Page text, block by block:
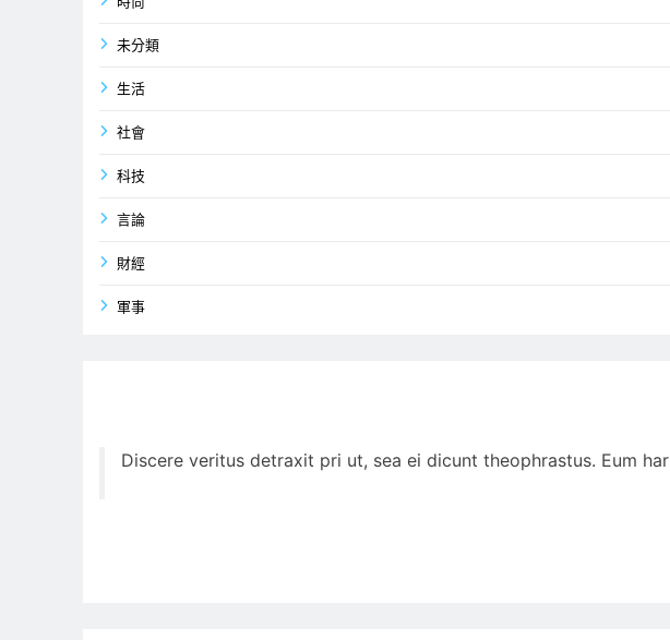
未分類
生活
社會
科技
言論
財經
軍事
Discere veritus detraxit pri ut, sea ei dicunt theophrastus. Eum